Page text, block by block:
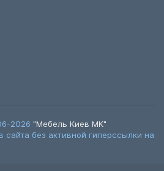
2026 "Мебель Киев МК"
сайта без активной гиперссылки на